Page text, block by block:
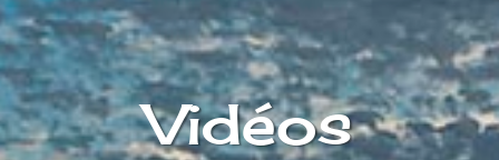
Vidéos